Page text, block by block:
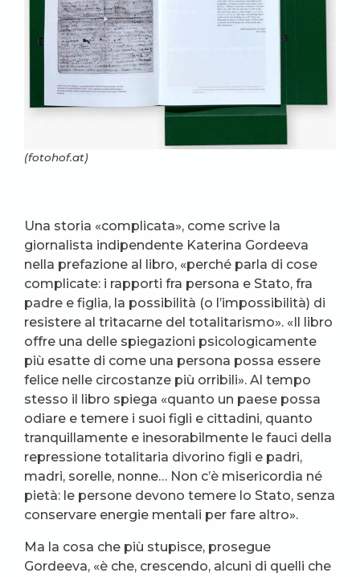
(fotohof.at)
Una storia «complicata», come scrive la
giornalista indipendente Katerina Gordeeva
nella prefazione al libro, «perché parla di cose
complicate: i rapporti fra persona e Stato, fra
padre e figlia, la possibilità (o l’impossibilità) di
resistere al tritacarne del totalitarismo». «Il libro
offre una delle spiegazioni psicologicamente
più esatte di come una persona possa essere
felice nelle circostanze più orribili». Al tempo
stesso il libro spiega «quanto un paese possa
odiare e temere i suoi figli e cittadini, quanto
tranquillamente e inesorabilmente le fauci della
repressione totalitaria divorino figli e padri,
madri, sorelle, nonne… Non c’è misericordia né
pietà: le persone devono temere lo Stato, senza
conservare energie mentali per fare altro».
Ma la cosa che più stupisce, prosegue
Gordeeva, «è che, crescendo, alcuni di quelli che